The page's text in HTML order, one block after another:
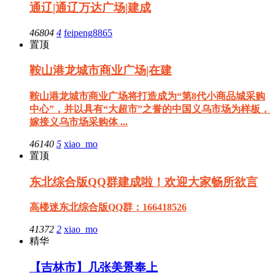
通辽|通辽万达广场|建成
46804 4 feipeng8865
置顶
鞍山港龙城市商业广场|在建
鞍山港龙城市商业广场将打造成为“第8代小商品城采购
中心”，并以具有“大超市”之誉的中国义乌市场为样板，
嫁接义乌市场采购体 ...
46140 5 xiao_mo
置顶
东北综合版QQ群建成啦！欢迎大家畅所欲言
高楼迷东北综合版QQ群：166418526
41372 2 xiao_mo
精华
【吉林市】几张美景奉上